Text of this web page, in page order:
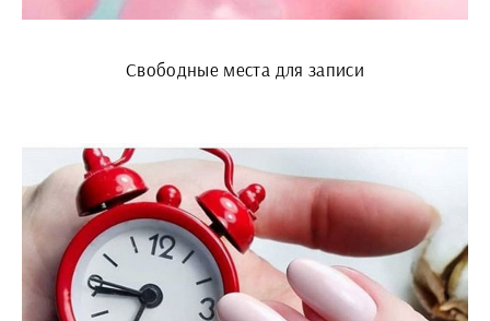
Свободные места для записи